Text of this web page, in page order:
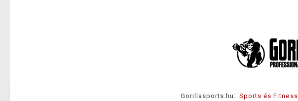
Gorillasports.hu: Sports és Fitness